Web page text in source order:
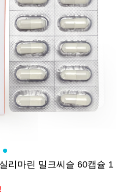
리마린 밀크씨슬 60캡슐 1